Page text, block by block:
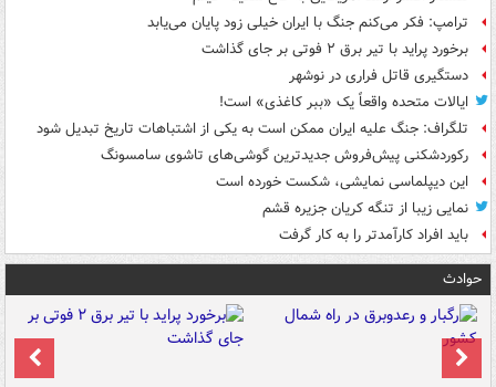
ترامپ: فکر می‌کنم جنگ با ایران خیلی زود پایان می‌یابد
برخورد پراید با تیر برق ۲ فوتی بر جای گذاشت
دستگیری قاتل فراری در نوشهر
ایالات متحده واقعاً یک «ببر کاغذی» است!
تلگراف: جنگ علیه ایران ممکن است به یکی از اشتباهات تاریخ تبدیل شود
رکوردشکنی پیش‌فروش جدیدترین گوشی‌های تاشوی سامسونگ
این دیپلماسی نمایشی، شکست خورده است
نمایی زیبا از تنگه کریان جزیره قشم
باید افراد کارآمدتر را به کار گرفت
حوادث